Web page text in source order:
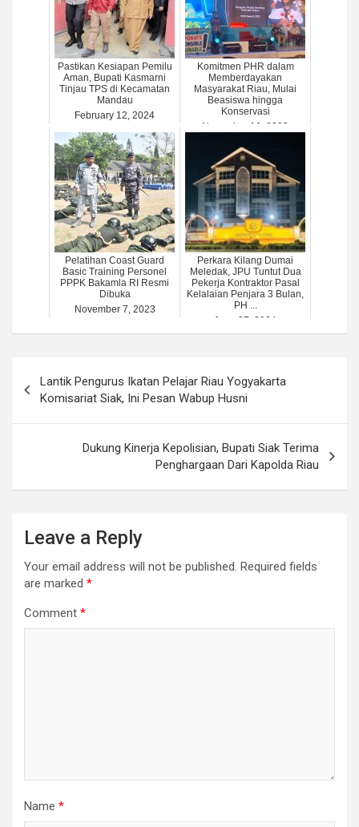
Pastikan Kesiapan Pemilu
Aman, Bupati Kasmarni
Tinjau TPS di Kecamatan
Mandau
February 12, 2024
Komitmen PHR dalam
Memberdayakan
Masyarakat Riau, Mulai
Beasiswa hingga
Konservasi
November 16, 2023
Pelatihan Coast Guard
Basic Training Personel
PPPK Bakamla RI Resmi
Dibuka
November 7, 2023
Perkara Kilang Dumai
Meledak, JPU Tuntut Dua
Pekerja Kontraktor Pasal
Kelalaian Penjara 3 Bulan,
PH ...
June 27, 2024
navigation
Lantik Pengurus Ikatan Pelajar Riau Yogyakarta
Komisariat Siak, Ini Pesan Wabup Husni
Dukung Kinerja Kepolisian, Bupati Siak Terima
Penghargaan Dari Kapolda Riau
Leave a Reply
Your email address will not be published. Required fields
are marked *
Comment *
Name *